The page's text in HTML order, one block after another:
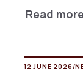
Read more
12 JUNE 2026 /